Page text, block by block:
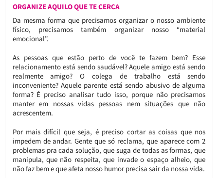
ORGANIZE AQUILO QUE TE CERCA
Da mesma forma que precisamos organizar o nosso ambiente
físico, precisamos também organizar nosso “material
emocional”.
As pessoas que estão perto de você te fazem bem? Esse
relacionamento está sendo saudável? Aquele amigo está sendo
realmente amigo? O colega de trabalho está sendo
inconveniente? Aquele parente está sendo abusivo de alguma
forma? É preciso analisar tudo isso, porque não precisamos
manter em nossas vidas pessoas nem situações que não
acrescentem.
Por mais difícil que seja, é preciso cortar as coisas que nos
impedem de andar. Gente que só reclama, que aparece com 2
problemas pra cada solução, que suga de todas as formas, que
manipula, que não respeita, que invade o espaço alheio, que
não faz bem e que afeta nosso humor precisa sair da nossa vida.